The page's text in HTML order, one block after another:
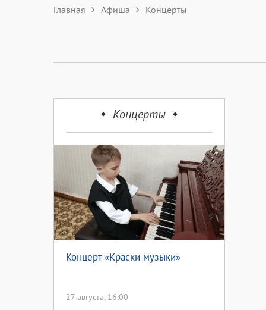
Главная Афиша Концерты
Концерты
Концерт «Краски музыки»
27 августа, 16:00